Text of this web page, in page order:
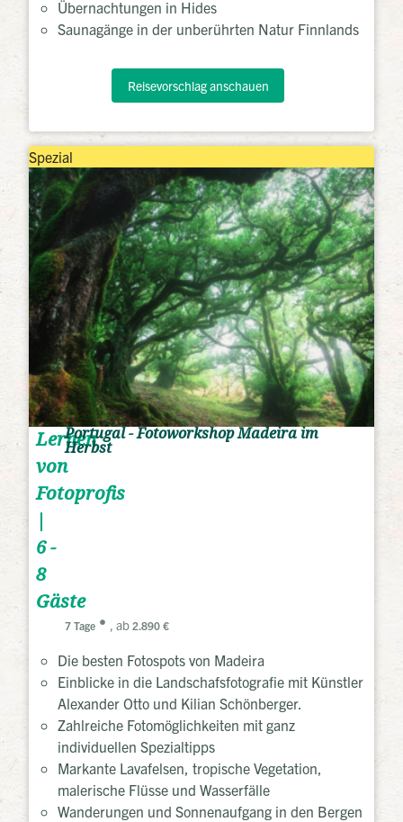
Übernachtungen in Hides
Saunagänge in der unberührten Natur Finnlands
Reisevorschlag anschauen
Spezial
Lernen
von
Fotoprofis
|
6 -
8
Gäste
Portugal - Fotoworkshop Madeira im
Herbst
7 Tage , ab 2.890 €
Die besten Fotospots von Madeira
Einblicke in die Landschafsfotografie mit Künstler
Alexander Otto und Kilian Schönberger.
Zahlreiche Fotomöglichkeiten mit ganz
individuellen Spezialtipps
Markante Lavafelsen, tropische Vegetation,
malerische Flüsse und Wasserfälle
Wanderungen und Sonnenaufgang in den Bergen